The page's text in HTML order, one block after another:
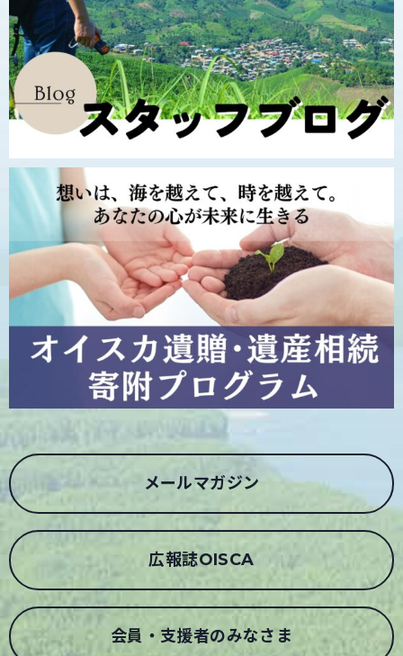
メールマガジン
広報誌OISCA
会員・支援者のみなさま